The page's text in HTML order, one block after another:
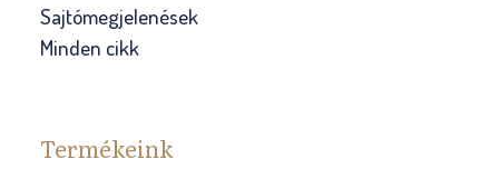
Sajtómegjelenések
Minden cikk
Termékeink